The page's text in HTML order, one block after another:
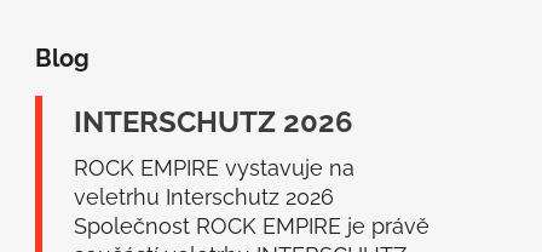
Blog
INTERSCHUTZ 2026
ROCK EMPIRE vystavuje na
veletrhu Interschutz 2026
Společnost ROCK EMPIRE je právě